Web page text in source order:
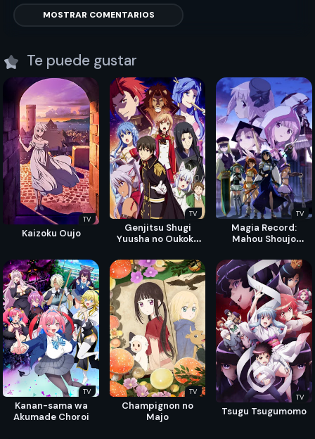
MOSTRAR COMENTARIOS
Te puede gustar
TV
Kaizoku Oujo
TV
Genjitsu Shugi
Yuusha no Oukoku
TV
Magia Record:
Mahou Shoujo
Gaiden 2
TV
Kanan-sama wa
Akumade Choroi
TV
Champignon no
Majo
TV
Tsugu Tsugumomo